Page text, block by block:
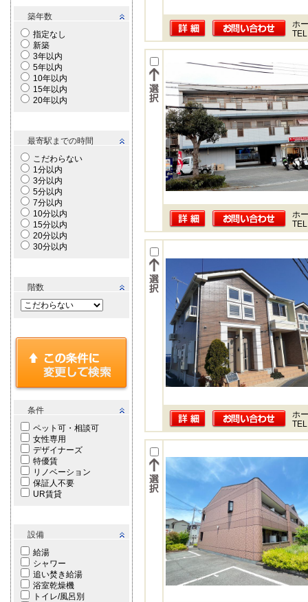
築年数
指定なし
新築
3年以内
5年以内
10年以内
15年以内
20年以内
最寄駅までの時間
こだわらない
1分以内
3分以内
5分以内
7分以内
10分以内
15分以内
20分以内
30分以内
階数
条件
ペット可・相談可
女性専用
デザイナーズ
特優賃
リノベーション
保証人不要
UR賃貸
設備
給湯
シャワー
追い焚き給湯
浴室乾燥機
トイレ/風呂別
ホ
ホ
ホ